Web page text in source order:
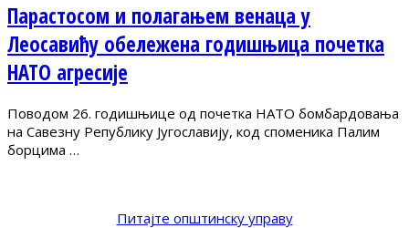
Парастосом и полагањем венаца у
Леосавићу обележена годишњица почетка
НАТО агресије
Поводом 26. годишњице од почетка НАТО бомбардовања
на Савезну Републику Југославију, код споменика Палим
борцима …
Питајте општинску управу